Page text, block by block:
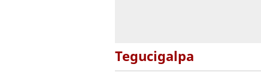
Tegucigalpa